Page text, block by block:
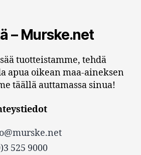
– Murske.net
tuotteistamme, tehdä
apua oikean maa-aineksen
täällä auttamassa sinua!
525 9000